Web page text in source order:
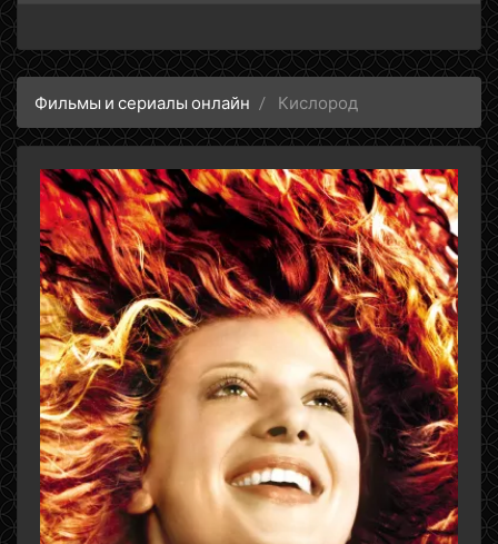
Фильмы и сериалы онлайн Кислород